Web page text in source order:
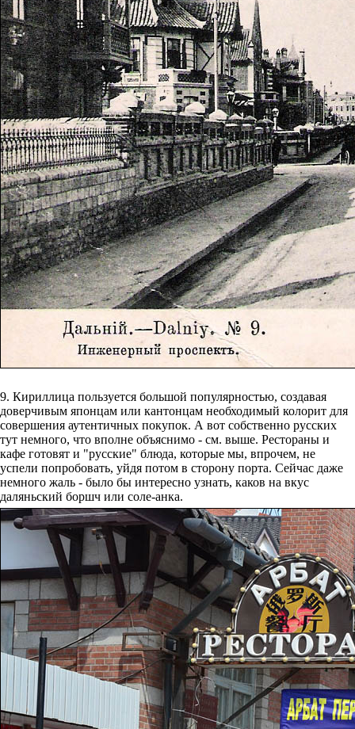
9. Кириллица пользуется большой популярностью, создавая
доверчивым японцам или кантонцам необходимый колорит для
совершения аутентичных покупок. А вот собственно русских
тут немного, что вполне объяснимо - см. выше. Рестораны и
кафе готовят и "русские" блюда, которые мы, впрочем, не
успели попробовать, уйдя потом в сторону порта. Сейчас даже
немного жаль - было бы интересно узнать, каков на вкус
даляньский боршч или соле-анка.